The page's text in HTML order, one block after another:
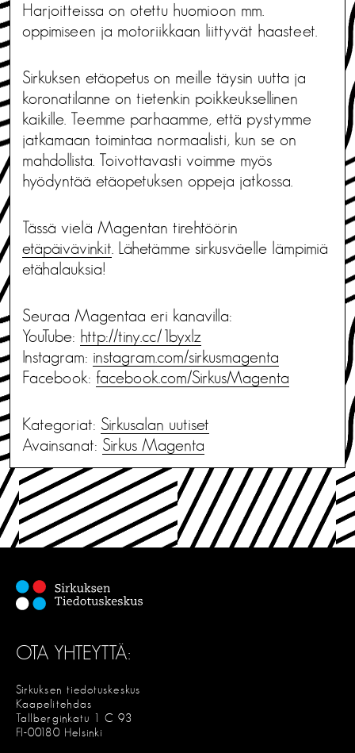
Harjoitteissa on otettu huomioon mm.
oppimiseen ja motoriikkaan liittyvät haasteet.
Sirkuksen etäopetus on meille täysin uutta ja
koronatilanne on tietenkin poikkeuksellinen
kaikille. Teemme parhaamme, että pystymme
jatkamaan toimintaa normaalisti, kun se on
mahdollista. Toivottavasti voimme myös
hyödyntää etäopetuksen oppeja jatkossa.
Tässä vielä Magentan tirehtöörin
etäpäivävinkit . Lähetämme sirkusväelle lämpimiä
etähalauksia!
Seuraa Magentaa eri kanavilla:
YouTube: http://tiny.cc/1byxlz
Instagram: instagram.com/sirkusmagenta
Facebook: facebook.com/SirkusMagenta
Kategoriat: Sirkusalan uutiset
Avainsanat: Sirkus Magenta
OTA YHTEYTTÄ:
Sirkuksen tiedotuskeskus
Kaapelitehdas
Tallberginkatu 1 C 93
FI-00180 Helsinki